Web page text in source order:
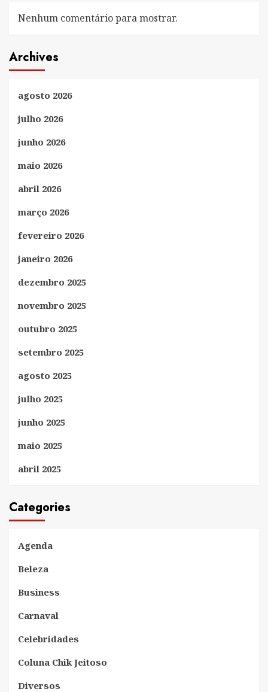
Nenhum comentário para mostrar.
Archives
agosto 2026
julho 2026
junho 2026
maio 2026
abril 2026
março 2026
fevereiro 2026
janeiro 2026
dezembro 2025
novembro 2025
outubro 2025
setembro 2025
agosto 2025
julho 2025
junho 2025
maio 2025
abril 2025
Categories
Agenda
Beleza
Business
Carnaval
Celebridades
Coluna Chik Jeitoso
Diversos